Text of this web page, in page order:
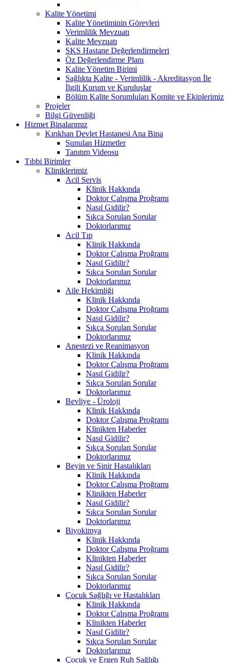
Kalite Yönetimi
Kalite Yönetiminin Görevleri
Verimlilik Mevzuatı
Kalite Mevzuatı
SKS Hastane Değerlendirmeleri
Öz Değerlendirme Planı
Kalite Yönetim Birimi
Sağlıkta Kalite - Verimlilik - Akreditasyon İle
İlgili Kurum ve Kuruluşlar
Bölüm Kalite Sorumluları Komite ve Ekiplerimiz
Projeler
Bilgi Güvenliği
Hizmet Binalarımız
Kırıkhan Devlet Hastanesi Ana Bina
Sunulan Hizmetler
Tanıtım Videosu
Tıbbi Birimler
Kliniklerimiz
Acil Servis
Klinik Hakkında
Doktor Çalışma Proğramı
Nasıl Gidilir?
Sıkça Sorulan Sorular
Doktorlarımız
Acil Tıp
Klinik Hakkında
Doktor Çalışma Proğramı
Nasıl Gidilir?
Sıkça Sorulan Sorular
Doktorlarımız
Aile Hekimliği
Klinik Hakkında
Doktor Çalışma Proğramı
Nasıl Gidilir?
Sıkça Sorulan Sorular
Doktorlarımız
Anestezi ve Reanimasyon
Klinik Hakkında
Doktor Çalışma Proğramı
Nasıl Gidilir?
Sıkça Sorulan Sorular
Doktorlarımız
Bevliye - Üroloji
Klinik Hakkında
Doktor Çalışma Proğramı
Klinikten Haberler
Nasıl Gidilir?
Sıkça Sorulan Sorular
Doktorlarımız
Beyin ve Sinir Hastalıkları
Klinik Hakkında
Doktor Çalışma Proğramı
Klinikten Haberler
Nasıl Gidilir?
Sıkça Sorulan Sorular
Doktorlarımız
Biyokimya
Klinik Hakkında
Doktor Çalışma Proğramı
Klinikten Haberler
Nasıl Gidilir?
Sıkça Sorulan Sorular
Doktorlarımız
Çocuk Sağlığı ve Hastalıkları
Klinik Hakkında
Doktor Çalışma Proğramı
Klinikten Haberler
Nasıl Gidilir?
Sıkça Sorulan Sorular
Doktorlarımız
Çocuk ve Ergen Ruh Sağlığı